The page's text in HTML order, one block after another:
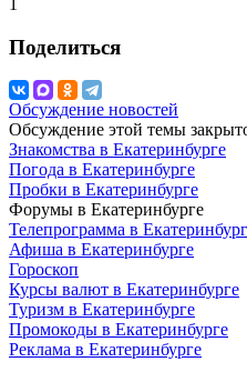
Поделиться
Обсуждение новостей
Обсуждение этой темы
Знакомства в Екатеринбурге
Погода в Екатеринбурге
Пробки в Екатеринбурге
Форумы в Екатеринбурге
Телепрограмма в
Афиша в Екатеринбурге
Гороскоп
Курсы валют в Екатеринбурге
Туризм в Екатеринбурге
Промокоды в Екатеринбурге
Реклама в Екатеринбурге